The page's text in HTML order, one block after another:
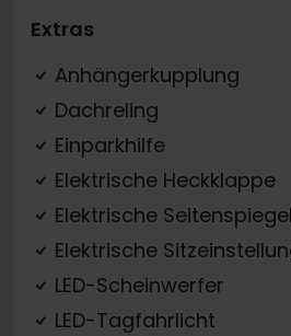
Extras
Anhängerkupplung
Dachreling
Einparkhilfe
Elektrische Heckklappe
Elektrische Seitenspiegel
Elektrische
LED-Scheinwerfer
LED-Tagfahrlicht